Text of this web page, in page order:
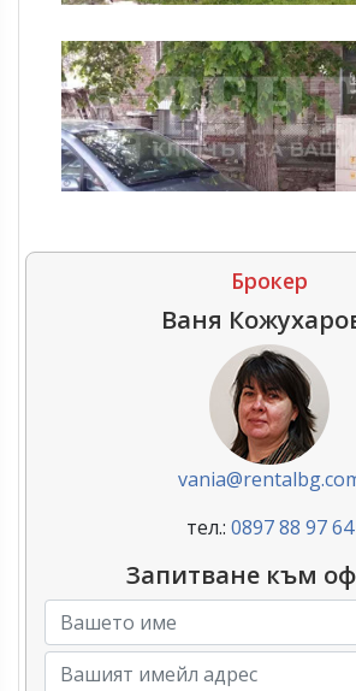
Брокер
Ваня
тел.: 0897 88 97 64
Запитване към